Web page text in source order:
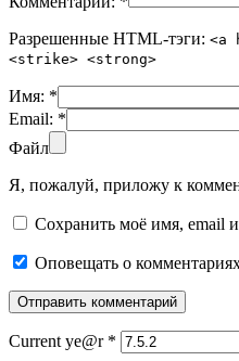
Разрешенные HTML-тэги: <a
<strike> <strong>
Имя: *
Email: *
Файл
Я, пожалуй, приложу к
Сохранить моё имя, email
Оповещать о
Current ye@r *